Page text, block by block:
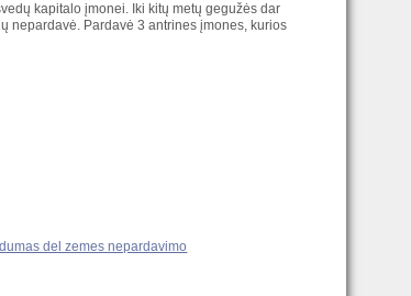
kapitalo įmonei. Iki kitų metų gegužės dar
nepardavė. Pardavė 3 antrines įmones, kurios
del zemes nepardavimo